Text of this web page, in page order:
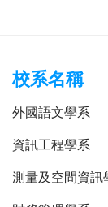
校系名稱
外國語文學系
資訊工程學系
測量及空間資訊